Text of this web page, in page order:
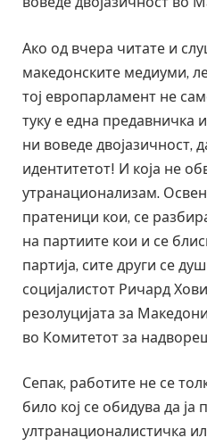
Ако од вчера читате и
македонските медиуми,
тој европарламент не
туку е една предавничка
ни воведе двојазичност,
идентитетот! И која не
утранационализам.
пратеници кои, се
на партиите кои и се
партија, сите други се
социјалистот Ричард
резолуцијата за
во Комитетот за
Сепак, работите не се
било кој се обидува да
ултранационалистичка